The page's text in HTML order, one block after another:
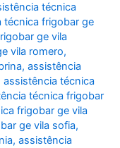
técnica
técnica frigobar ge
ge vila
vila romero,
,assistência
assistência técnica
técnica frigobar
frigobar ge vila
ge vila sofia,
,assistência